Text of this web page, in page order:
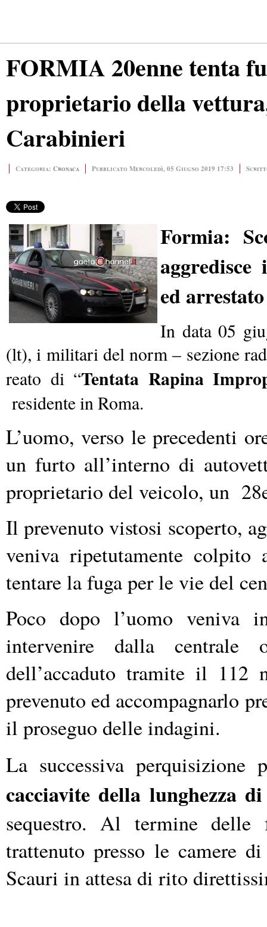
FORMIA 20enne tenta
proprietario della
Carabinieri
Categoria: Cronaca Pubblicato Mercoledì, 05 Giugno 2019 17:53
Formia:
ed
In data 05
(lt), i militari del norm – sezione
reato di “Tentata Rapina
residente in Roma.
L’uomo, verso le precedenti
un furto all’interno di
proprietario del veicolo, un
Il prevenuto vistosi scoperto,
veniva ripetutamente
tentare la fuga per le vie del
Poco dopo l’uomo veniva
intervenire dalla centrale
dell’accaduto tramite il 112
prevenuto ed accompagnarlo
il proseguo delle indagini.
La successiva perquisizione
cacciavite della lunghezza
sequestro. Al termine
trattenuto presso le camere
Scauri in attesa di rito